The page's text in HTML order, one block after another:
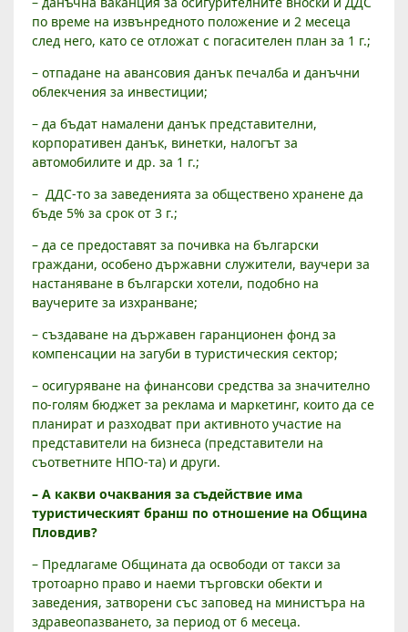
по време на извънредното положение и 2 месеца
след него, като се отложат с погасителен план за 1 г.;
– отпадане на авансовия данък печалба и данъчни
облекчения за инвестиции;
– да бъдат намалени данък представителни,
корпоративен данък, винетки, налогът за
автомобилите и др. за 1 г.;
– ДДС-то за заведенията за обществено хранене да
бъде 5% за срок от 3 г.;
– да се предоставят за почивка на български
граждани, особено държавни служители, ваучери за
настаняване в български хотели, подобно на
ваучерите за изхранване;
– създаване на държавен гаранционен фонд за
компенсации на загуби в туристическия сектор;
– осигуряване на финансови средства за значително
по-голям бюджет за реклама и маркетинг, които да се
планират и разходват при активното участие на
представители на бизнеса (представители на
съответните НПО-та) и други.
– А какви очаквания за съдействие има
туристическият бранш по отношение на Община
Пловдив?
– Предлагаме Общината да освободи от такси за
тротоарно право и наеми търговски обекти и
заведения, затворени със заповед на министъра на
здравеопазването, за период от 6 месеца.